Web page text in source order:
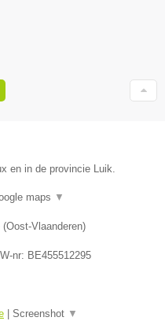
en in de provincie Luik.
maps ▼
(Oost-Vlaanderen)
nr: BE455512295
Screenshot ▼